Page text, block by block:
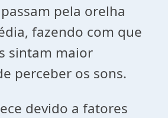
pela orelha
fazendo com que
sintam maior
perceber os sons.
devido a fatores